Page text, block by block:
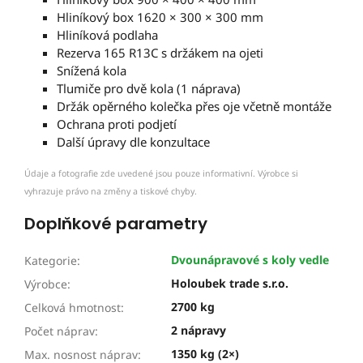
Hliníkový box 1620 × 300 × 300 mm
Hliníková podlaha
Rezerva 165 R13C s držákem na ojeti
Snížená kola
Tlumiče pro dvě kola (1 náprava)
Držák opěrného kolečka přes oje včetně montáže
Ochrana proti podjetí
Další úpravy dle konzultace
Údaje a fotografie zde uvedené jsou pouze informativní. Výrobce si
vyhrazuje právo na změny a tiskové chyby.
Doplňkové parametry
Kategorie:
Dvounápravové s koly vedle
Výrobce:
Holoubek trade s.r.o.
Celková hmotnost:
2700 kg
Počet náprav:
2 nápravy
Max. nosnost náprav: 1350 kg (2×)